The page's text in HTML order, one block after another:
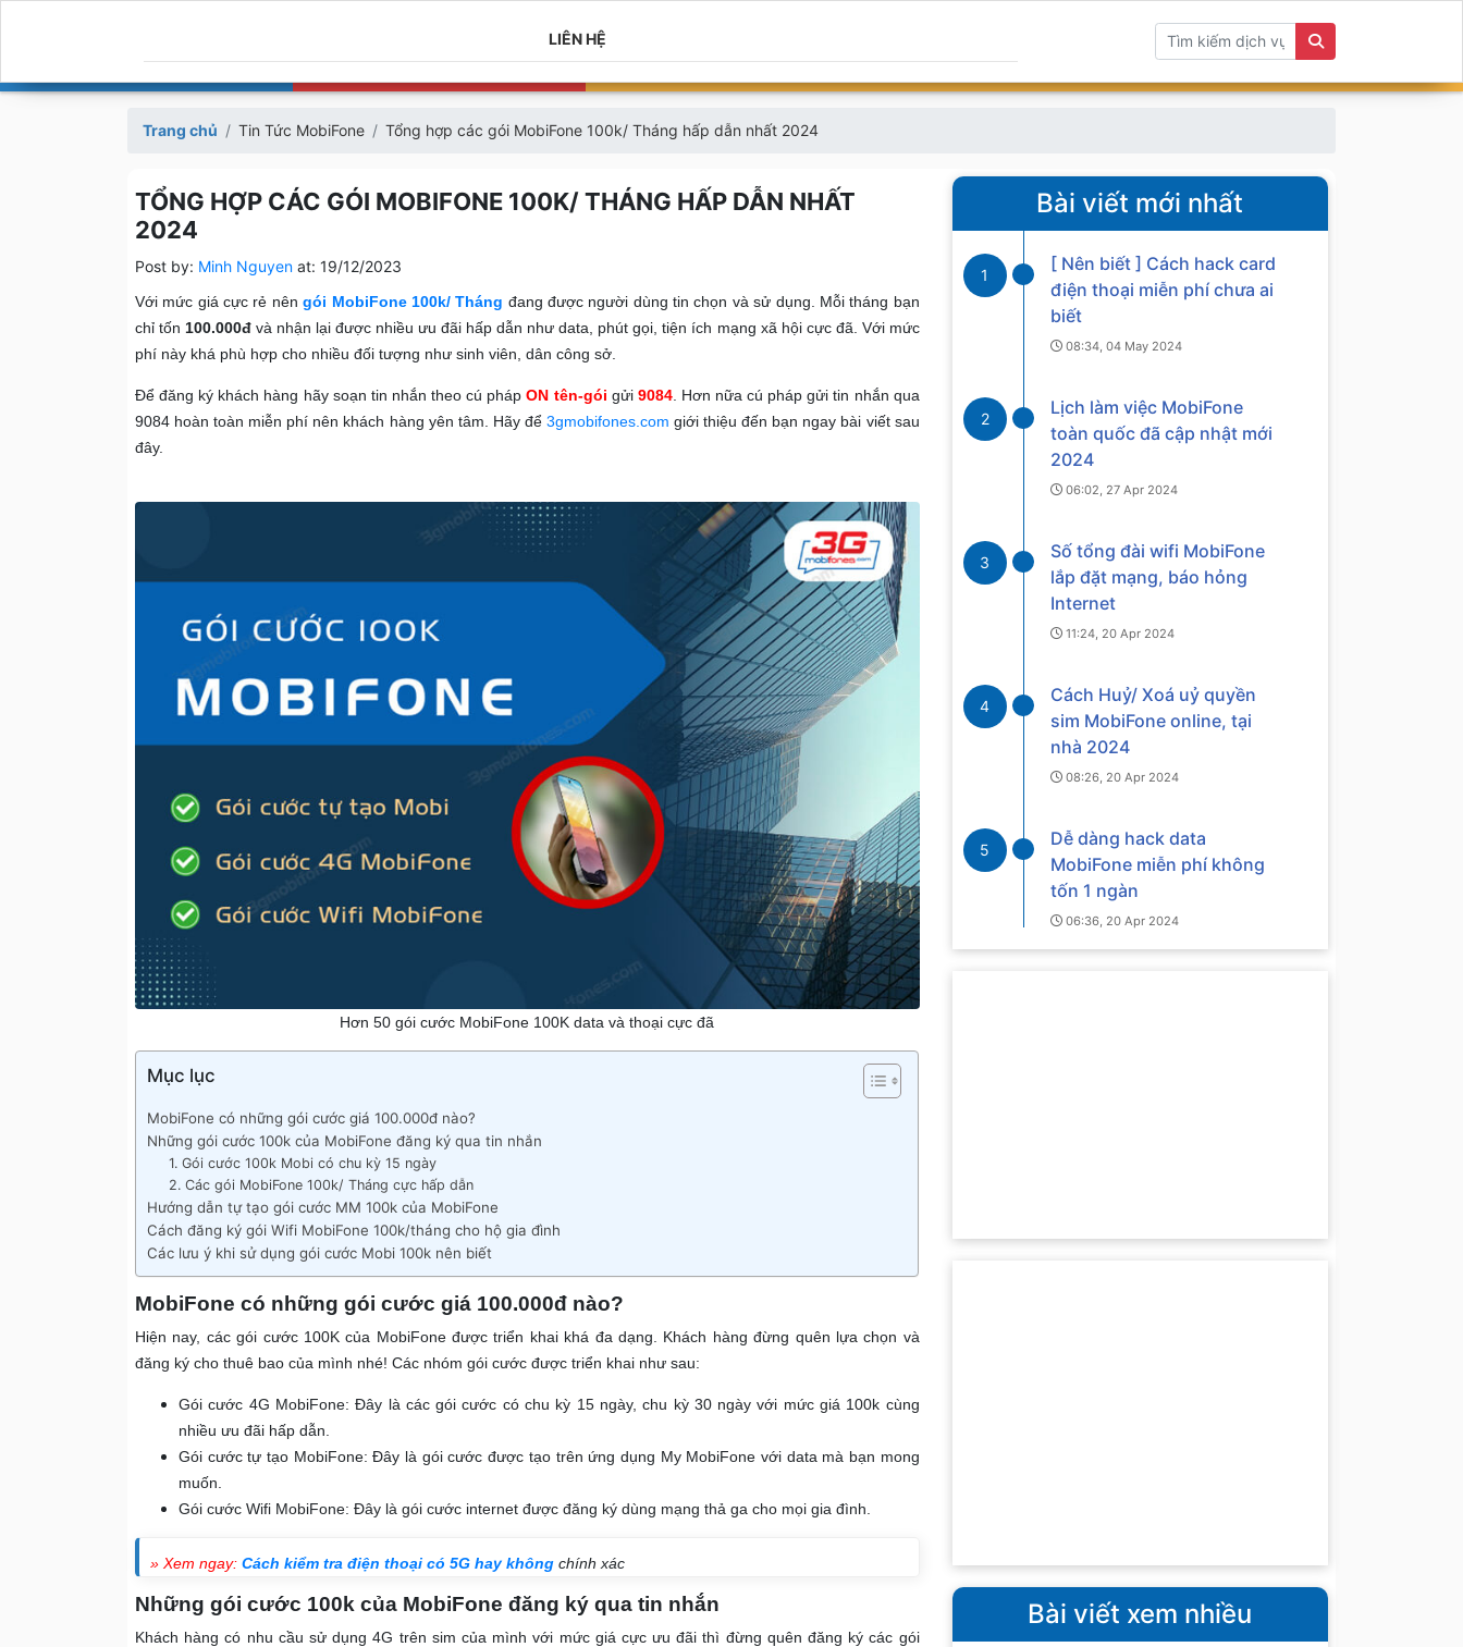
LIÊN HỆ
Trang chủ Tin Tức MobiFone Tổng hợp các gói MobiFone 100k/ Tháng hấp dẫn nhất 2024
TỔNG HỢP CÁC GÓI MOBIFONE 100K/ THÁNG HẤP DẪN NHẤT
2024
Post by: Minh Nguyen at: 19/12/2023
Với mức giá cực rẻ nêngói MobiFone 100k/ Tháng đang được người dùng tin chọn và sử dụng. Mỗi tháng bạn
chỉ tốn 100.000đ và nhận lại được nhiều ưu đãi hấp dẫn như data, phút gọi, tiện ích mạng xã hội cực đã. Với mức
phí này khá phù hợp cho nhiều đối tượng như sinh viên, dân công sở.
Để đăng ký khách hàng hãy soạn tin nhắn theo cú phápON tên-gói gửi 9084. Hơn nữa cú pháp gửi tin nhắn qua
9084 hoàn toàn miễn phí nên khách hàng yên tâm. Hãy để 3gmobifones.com giới thiệu đến bạn ngay bài viết sau
đây.
Hơn 50 gói cước MobiFone 100K data và thoại cực đã
Mục lục
MobiFone có những gói cước giá 100.000đ nào?
Những gói cước 100k của MobiFone đăng ký qua tin nhắn
1. Gói cước 100k Mobi có chu kỳ 15 ngày
2. Các gói MobiFone 100k/ Tháng cực hấp dẫn
Hướng dẫn tự tạo gói cước MM 100k của MobiFone
Cách đăng ký gói Wifi MobiFone 100k/tháng cho hộ gia đình
Các lưu ý khi sử dụng gói cước Mobi 100k nên biết
MobiFone có những gói cước giá 100.000đ nào?
Hiện nay, các gói cước 100K của MobiFone được triển khai khá đa dạng. Khách hàng đừng quên lựa chọn và
đăng ký cho thuê bao của mình nhé! Các nhóm gói cước được triển khai như sau:
Gói cước 4G MobiFone: Đây là các gói cước có chu kỳ 15 ngày, chu kỳ 30 ngày với mức giá 100k cùng
nhiều ưu đãi hấp dẫn.
Gói cước tự tạo MobiFone: Đây là gói cước được tạo trên ứng dụng My MobiFone với data mà bạn mong
muốn.
Gói cước Wifi MobiFone: Đây là gói cước internet được đăng ký dùng mạng thả ga cho mọi gia đình.
» Xem ngay: Cách kiểm tra điện thoại có 5G hay không chính xác
Những gói cước 100k của MobiFone đăng ký qua tin nhắn
Khách hàng có nhu cầu sử dụng 4G trên sim của mình với mức giá cực ưu đãi thì đừng quên đăng ký các gói
Bài viết mới nhất
1
[ Nên biết ] Cách hack card
điện thoại miễn phí chưa ai
biết
08:34, 04 May 2024
2
Lịch làm việc MobiFone
toàn quốc đã cập nhật mới
2024
06:02, 27 Apr 2024
3
Số tổng đài wifi MobiFone
lắp đặt mạng, báo hỏng
Internet
11:24, 20 Apr 2024
4
Cách Huỷ/ Xoá uỷ quyền
sim MobiFone online, tại
nhà 2024
08:26, 20 Apr 2024
5
Dễ dàng hack data
MobiFone miễn phí không
tốn 1 ngàn
06:36, 20 Apr 2024
Bài viết xem nhiều